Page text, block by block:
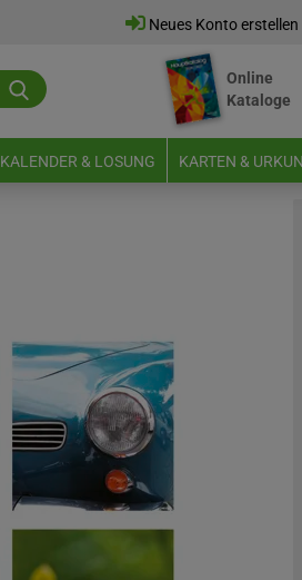
Neues Konto erstellen
Passwort vergessen?
Suche...
Online
Kataloge
KALENDER & LOSUNG KARTEN &